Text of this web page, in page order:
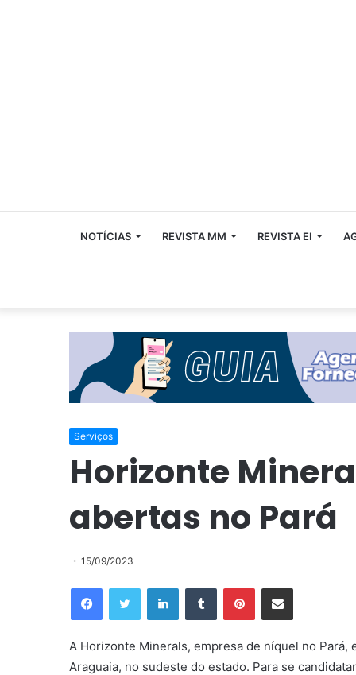
NOTÍCIAS REVISTA MM REVISTA EI
Serviços
Horizonte
abertas no Pará
15/09/2023
A Horizonte Minerals, empresa de níquel no Pará,
Araguaia, no sudeste do estado. Para se